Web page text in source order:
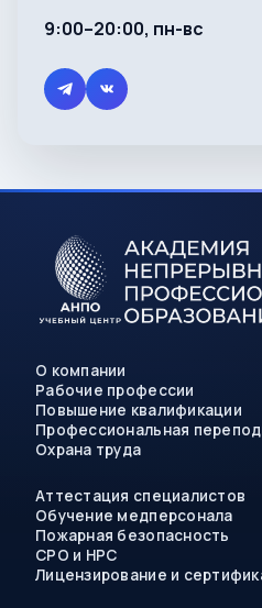
9:00–20:00, пн-вс
О компании
Рабочие профессии
Повышение квалификации
Профессиональная
Охрана труда
Аттестация специалистов
Обучение медперсонала
Пожарная безопасность
СРО и НРС
Лицензирование и